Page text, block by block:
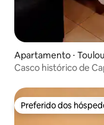
Apartamento ⋅
Casco histórico de
Preferido dos
Preferido dos